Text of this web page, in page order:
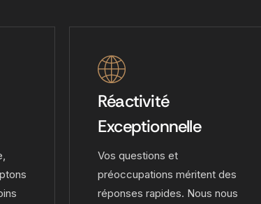
Réactivité
Exceptionnelle
Vos questions et
préoccupations méritent des
réponses rapides. Nous nous